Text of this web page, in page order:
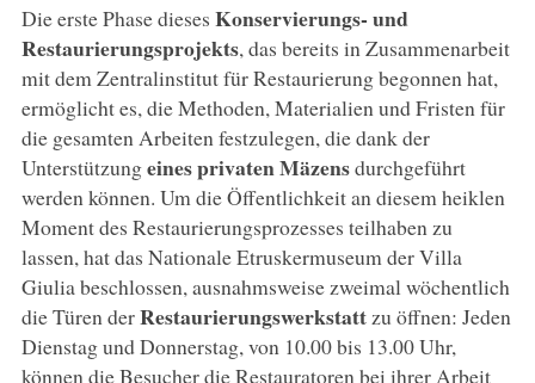
Die erste Phase dieses Konservierungs- und
Restaurierungsprojekts, das bereits in Zusammenarbeit
mit dem Zentralinstitut für Restaurierung begonnen hat,
ermöglicht es, die Methoden, Materialien und Fristen für
die gesamten Arbeiten festzulegen, die dank der
Unterstützungeines privaten Mäzensdurchgeführt
werden können. Um die Öffentlichkeit an diesem heiklen
Moment des Restaurierungsprozesses teilhaben zu
lassen, hat das Nationale Etruskermuseum der Villa
Giulia beschlossen, ausnahmsweise zweimal wöchentlich
die Türen derRestaurierungswerkstattzu öffnen: Jeden
Dienstag und Donnerstag, von 10.00 bis 13.00 Uhr,
können die Besucher die Restauratoren bei ihrer Arbeit